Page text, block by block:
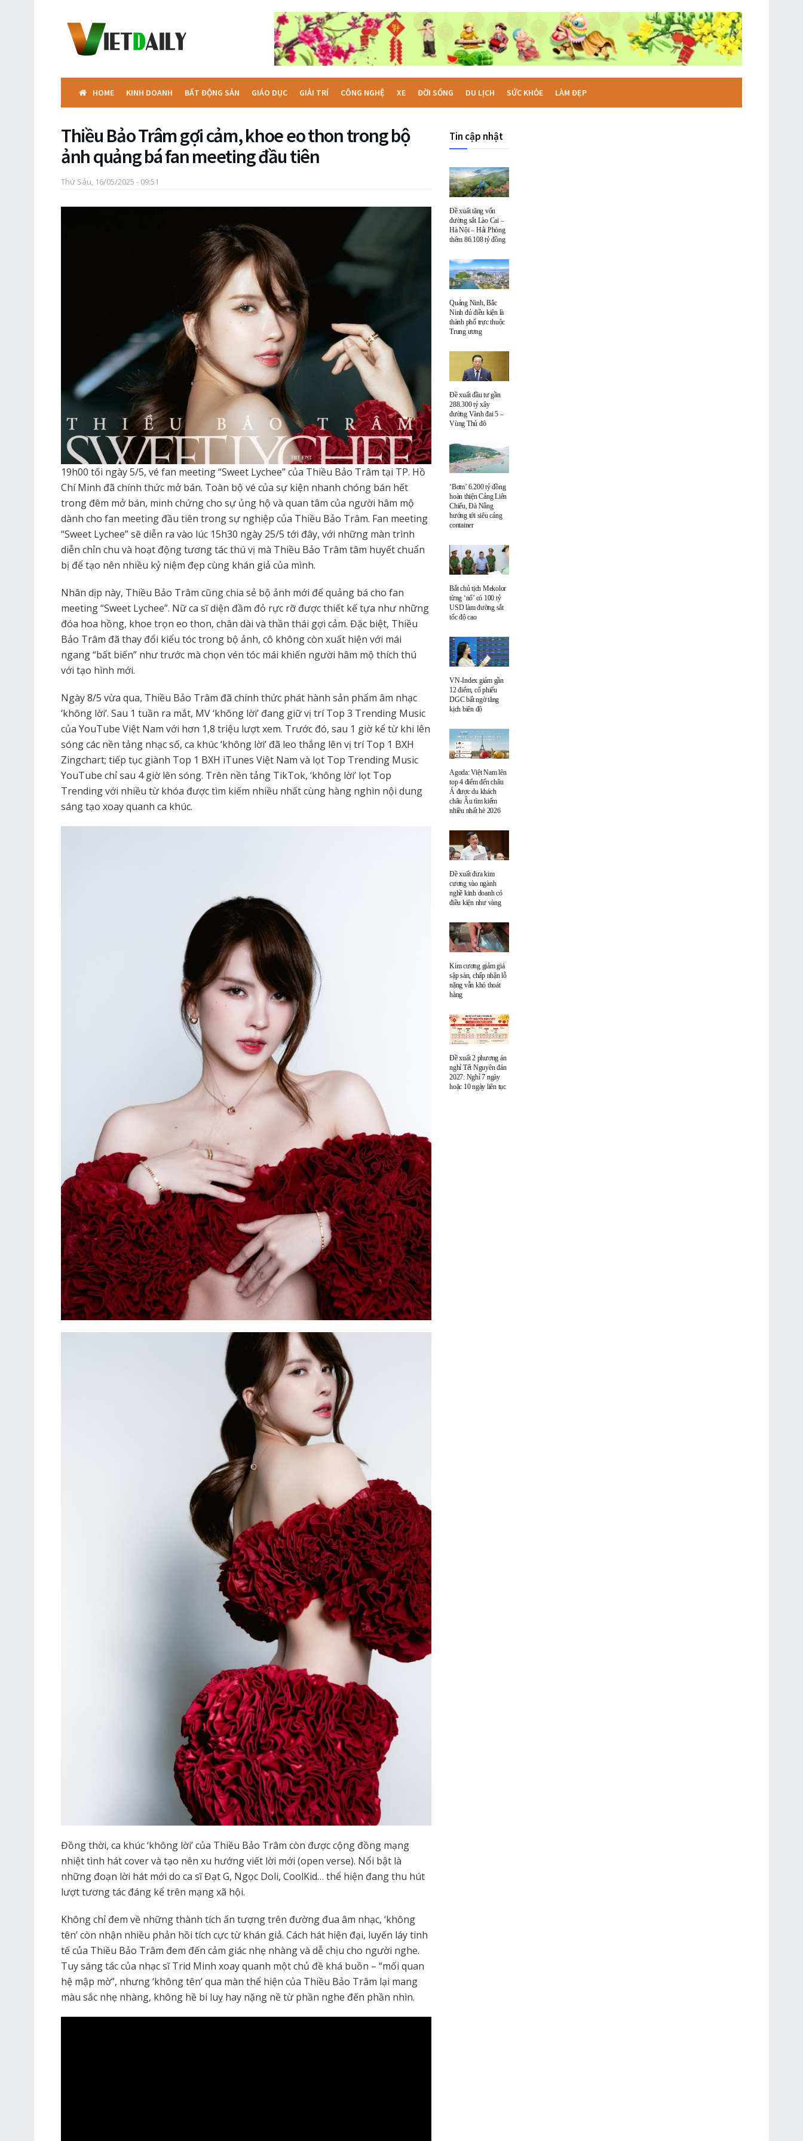
HOME KINH DOANH BẤT ĐỘNG SẢN GIÁO DỤC GIẢI TRÍ CÔNG NGHỆ XE ĐỜI SỐNG DU LỊCH SỨC KHỎE LÀM ĐẸP
Thiều Bảo Trâm gợi cảm, khoe eo thon trong bộ
ảnh quảng bá fan meeting đầu tiên
Thứ Sáu, 16/05/2025 - 09:51
19h00 tối ngày 5/5, vé fan meeting “Sweet Lychee” của Thiều Bảo Trâm tại TP. Hồ
Chí Minh đã chính thức mở bán. Toàn bộ vé của sự kiện nhanh chóng bán hết
trong đêm mở bán, minh chứng cho sự ủng hộ và quan tâm của người hâm mộ
dành cho fan meeting đầu tiên trong sự nghiệp của Thiều Bảo Trâm. Fan meeting
“Sweet Lychee” sẽ diễn ra vào lúc 15h30 ngày 25/5 tới đây, với những màn trình
diễn chỉn chu và hoạt động tương tác thú vị mà Thiều Bảo Trâm tâm huyết chuẩn
bị để tạo nên nhiều kỷ niệm đẹp cùng khán giả của mình.
Nhân dịp này, Thiều Bảo Trâm cũng chia sẻ bộ ảnh mới để quảng bá cho fan
meeting “Sweet Lychee”. Nữ ca sĩ diện đầm đỏ rực rỡ được thiết kế tựa như những
đóa hoa hồng, khoe trọn eo thon, chân dài và thần thái gợi cảm. Đặc biệt, Thiều
Bảo Trâm đã thay đổi kiểu tóc trong bộ ảnh, cô không còn xuất hiện với mái
ngang “bất biến” như trước mà chọn vén tóc mái khiến người hâm mộ thích thú
với tạo hình mới.
Ngày 8/5 vừa qua, Thiều Bảo Trâm đã chính thức phát hành sản phẩm âm nhạc
‘không lời’. Sau 1 tuần ra mắt, MV ‘không lời’ đang giữ vị trí Top 3 Trending Music
của YouTube Việt Nam với hơn 1,8 triệu lượt xem. Trước đó, sau 1 giờ kể từ khi lên
sóng các nền tảng nhạc số, ca khúc ‘không lời’ đã leo thẳng lên vị trí Top 1 BXH
Zingchart; tiếp tục giành Top 1 BXH iTunes Việt Nam và lọt Top Trending Music
YouTube chỉ sau 4 giờ lên sóng. Trên nền tảng TikTok, ‘không lời’ lọt Top
Trending với nhiều từ khóa được tìm kiếm nhiều nhất cùng hàng nghìn nội dung
sáng tạo xoay quanh ca khúc.
Đồng thời, ca khúc ‘không lời’ của Thiều Bảo Trâm còn được cộng đồng mạng
nhiệt tình hát cover và tạo nên xu hướng viết lời mới (open verse). Nổi bật là
những đoạn lời hát mới do ca sĩ Đạt G, Ngọc Doli, CoolKid… thể hiện đang thu hút
lượt tương tác đáng kể trên mạng xã hội.
Không chỉ đem về những thành tích ấn tượng trên đường đua âm nhạc, ‘không
tên’ còn nhận nhiều phản hồi tích cực từ khán giả. Cách hát hiện đại, luyến láy tinh
tế của Thiều Bảo Trâm đem đến cảm giác nhẹ nhàng và dễ chịu cho người nghe.
Tuy sáng tác của nhạc sĩ Trid Minh xoay quanh một chủ đề khá buồn – “mối quan
hệ mập mờ”, nhưng ‘không tên’ qua màn thể hiện của Thiều Bảo Trâm lại mang
màu sắc nhẹ nhàng, không hề bi luỵ hay nặng nề từ phần nghe đến phần nhìn.
Tin cập nhật
Đề xuất tăng vốn
đường sắt Lào Cai –
Hà Nội – Hải Phòng
thêm 86.108 tỷ đồng
Quảng Ninh, Bắc
Ninh đủ điều kiện là
thành phố trực thuộc
Trung ương
Đề xuất đầu tư gần
288.300 tỷ xây
đường Vành đai 5 –
Vùng Thủ đô
‘Bơm’ 6.200 tỷ đồng
hoàn thiện Cảng Liên
Chiểu, Đà Nẵng
hướng tới siêu cảng
container
Bắt chủ tịch Mekolor
từng ‘nổ’ có 100 tỷ
USD làm đường sắt
tốc độ cao
VN-Index giảm gần
12 điểm, cổ phiếu
DGC bất ngờ tăng
kịch biên độ
Agoda: Việt Nam lên
top 4 điểm đến châu
Á được du khách
châu Âu tìm kiếm
nhiều nhất hè 2026
Đề xuất đưa kim
cương vào ngành
nghề kinh doanh có
điều kiện như vàng
Kim cương giảm giá
sập sàn, chấp nhận lỗ
nặng vẫn khó thoát
hàng
Đề xuất 2 phương án
nghỉ Tết Nguyên đán
2027: Nghỉ 7 ngày
hoặc 10 ngày liên tục